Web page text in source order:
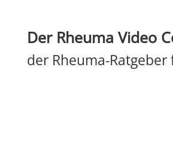
Der Rheuma Video
der Rheuma-Ratgeber